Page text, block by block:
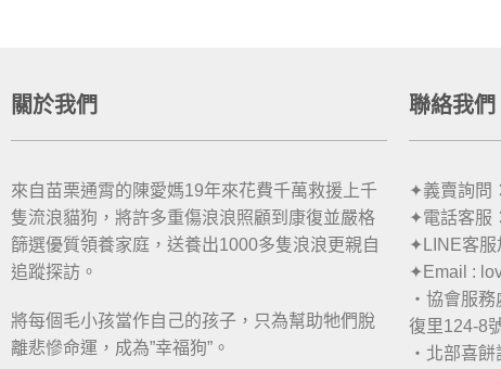
關於我們
來自苗栗通霄的陳愛媽19年來花費千萬救援上千
隻流浪貓狗，將許多重傷浪浪照顧到康復並嚴格
篩選優質領養家庭，送養出1000多隻浪浪更親自
追蹤探訪。
將每個毛小孩當作自己的孩子，只為幫助牠們脫
離悲慘命運，成為”幸福狗”。
聯絡我們
✦義賣詢問
✦電話客服
✦LINE客服
✦Email :
・協會服
復里124-8
・北部喜